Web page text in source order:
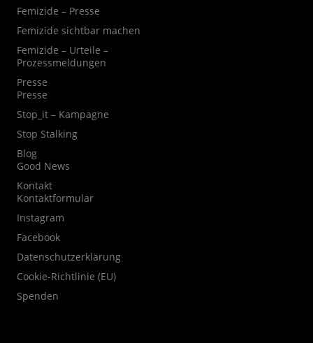
Femizide – Presse
Femizide sichtbar machen
Femizide – Urteile –
Prozessmeldungen
Presse
Presse
Stop_it – Kampagne
Stop Stalking
Blog
Good News
Kontakt
Kontaktformular
Instagram
Facebook
Datenschutzerklärung
Cookie-Richtlinie (EU)
Spenden